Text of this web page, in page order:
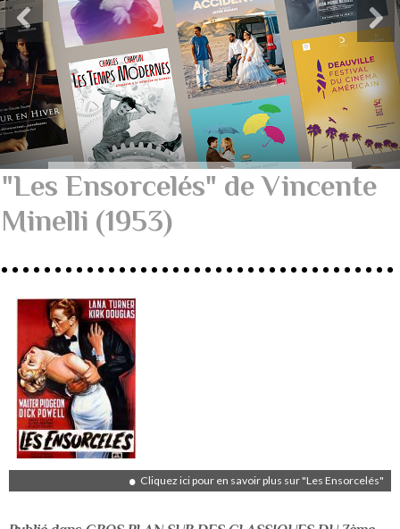
"Les Ensorcelés" de Vincente
Minelli (1953)
Cliquez ici pour en savoir plus sur "Les Ensorcelés"